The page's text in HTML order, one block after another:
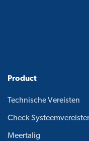
Product
Technische Vereisten
Check
Meertalig